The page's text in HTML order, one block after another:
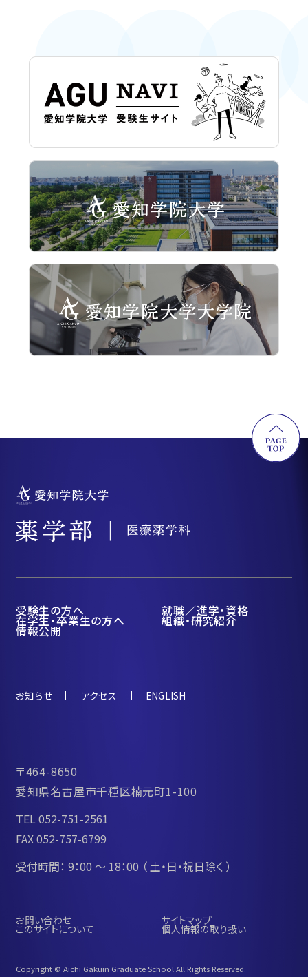
受験生の方へ 就職／進学・資格
在学生・卒業生の方へ 組織・研究紹介
情報公開
お知らせ アクセス ENGLISH
〒464-8650
愛知県名古屋市千種区楠元町1-100
TEL 052-751-2561
FAX 052-757-6799
受付時間： 9：00 ～ 18：00 （ 土・日・祝日除く ）
お問い合わせ サイトマップ
このサイトについて 個人情報の取り扱い
Copyright © Aichi Gakuin Graduate School All Rights Reserved.